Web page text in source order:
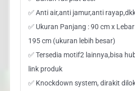
✅ Anti air,anti jamur,anti
✅ Ukuran Panjang : 90 cm x
195 cm (ukuran lebih besar)
✅ Tersedia motif2 lainnya,bisa
link produk
✅ Knockdown system, dirakit